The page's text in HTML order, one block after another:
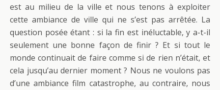
est au milieu de la ville et nous tenons à exploiter
cette ambiance de ville qui ne s’est pas arrêtée. La
question posée étant : si la fin est inéluctable, y a-t-il
seulement une bonne façon de finir ? Et si tout le
monde continuait de faire comme si de rien n’était, et
cela jusqu’au dernier moment ? Nous ne voulons pas
d’une ambiance film catastrophe, au contraire, nous